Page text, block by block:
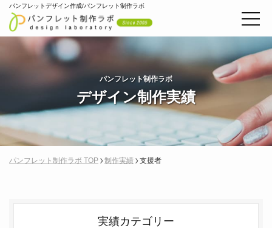
パンフレットデザイン作成/パンフレット制作ラボ
パンフレット制作ラボ
デザイン制作実績
パンフレット制作ラボ TOP 制作実績 支援者
実績カテゴリー